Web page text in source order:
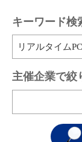
キーワード検
主催企業で絞